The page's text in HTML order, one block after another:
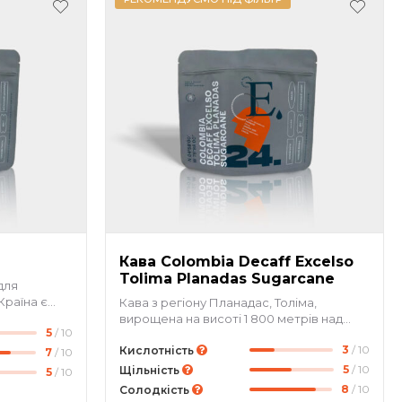
є
Brasil
тих, хто
5 / 10
7 / 10
5 / 10
Кава Colombia Decaff Excelso
Tolima Planadas Sugarcane
Кава з регіону Планадас, Толіма,
вирощена на висоті 1 800 метрів над
збалансованістю й солодким смаковим
профілем. У чашці — відтінки
коричневого цукру, какао, червоного
Кислотність 3 / 10
Щільність
5 / 10
Солодкість
8 / 10